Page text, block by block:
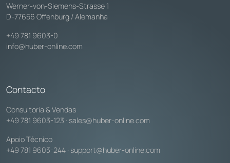
Werner-von-Siemens-Strasse 1
D-77656 Offenburg / Alemanha
+49 781 9603-0
info@huber-online.com
Contacto
Consultoria & Vendas
+49 781 9603-123 · sales@huber-online.com
Apoio Técnico
+49 781 9603-244 · support@huber-online.com